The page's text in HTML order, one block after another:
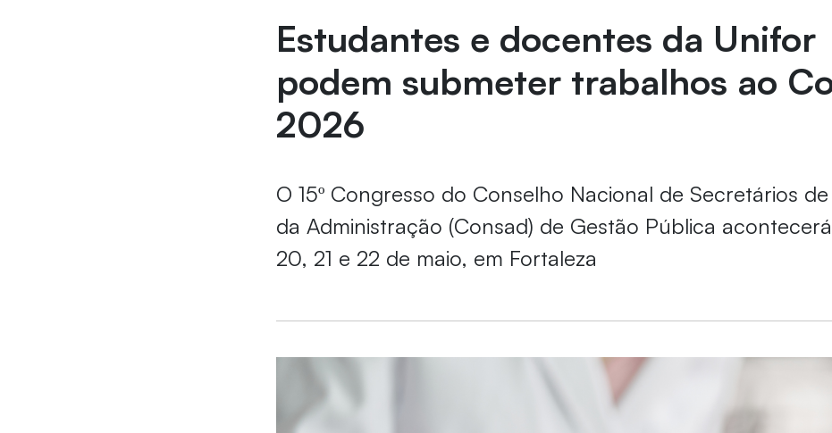
Estudantes e docentes da Unifor
podem submeter trabalhos ao
2026
O 15º Congresso do Conselho Nacional de Secretários
da Administração (Consad) de Gestão Pública
20, 21 e 22 de maio, em Fortaleza